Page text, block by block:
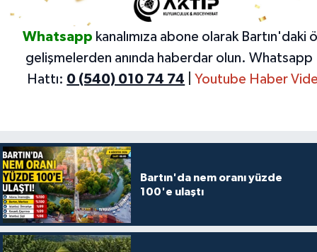
Whatsapp kanalımıza abone olarak Bartın'daki
gelişmelerden anında haberdar olun. Whatsapp
Hattı: 0 (540) 010 74 74 |Youtube Haber
Bartın'da nem oranı yüzde
100'e ulaştı